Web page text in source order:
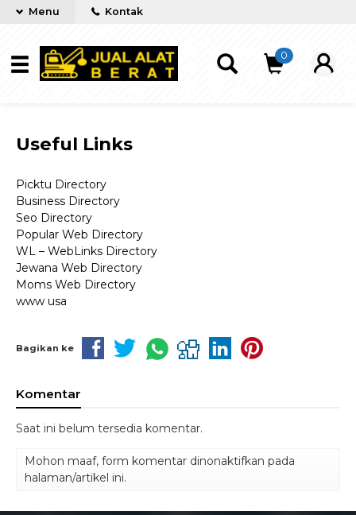
Menu Kontak
0
Useful Links
Picktu Directory
Business Directory
Seo Directory
Popular Web Directory
WL – WebLinks Directory
Jewana Web Directory
Moms Web Directory
www usa
Bagikan ke
Komentar
Saat ini belum tersedia komentar.
Mohon maaf, form komentar dinonaktifkan pada
halaman/artikel ini.